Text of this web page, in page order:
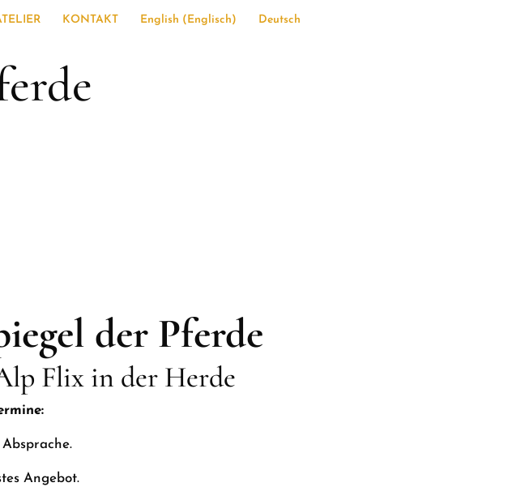
KONTAKT English ( Englisch) Deutsch
der Pferde
Flix in der Herde
Angebot.